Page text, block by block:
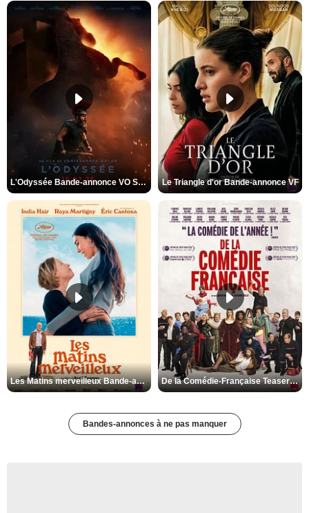
L'Odyssée Bande-annonce VO STFR Le Triangle d'or Bande-annonce VF
Les Matins merveilleux Bande-annonce VF De la Comédie-Française Teaser VF
Bandes-annonces à ne pas manquer